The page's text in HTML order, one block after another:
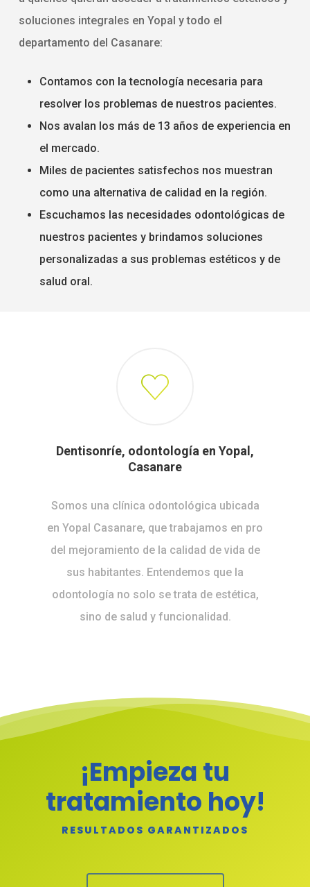
soluciones integrales en Yopal y todo el
departamento del Casanare:
Contamos con la tecnología necesaria para
resolver los problemas de nuestros pacientes.
Nos avalan los más de 13 años de experiencia en
el mercado.
Miles de pacientes satisfechos nos muestran
como una alternativa de calidad en la región.
Escuchamos las necesidades odontológicas de
nuestros pacientes y brindamos soluciones
personalizadas a sus problemas estéticos y de
salud oral.
Dentisonríe, odontología en Yopal,
Casanare
Somos una clínica odontológica ubicada
en Yopal Casanare, que trabajamos en pro
del mejoramiento de la calidad de vida de
sus habitantes. Entendemos que la
odontología no solo se trata de estética,
sino de salud y funcionalidad.
¡Empieza tu
tratamiento hoy!
RESULTADOS GARANTIZADOS
Inicio
Nosotros
Odontología General
Odontología Estética
Ortodoncia
Blog
Contacto